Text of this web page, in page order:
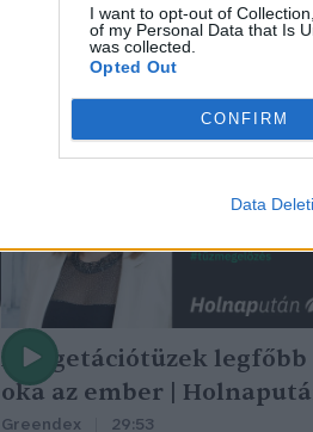
I want to opt-out of
of my Personal Data that Is
was collected.
Opted Out
CONFIRM
Data
A vegetációtüzek legfőbb
oka az ember |
Greendex 29:53